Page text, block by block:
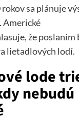
sa plánuje
Americké
že poslaním
lietadlových lodí.
lode
nebudú